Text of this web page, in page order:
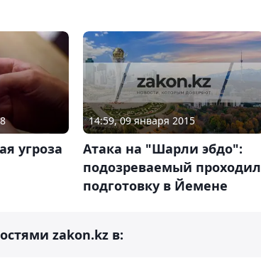
угроза
14:59, 09 января 2015
Атака на "Шарли эбдо":
подозреваемый проходил
подготовку в Йемене
zakon.kz в: